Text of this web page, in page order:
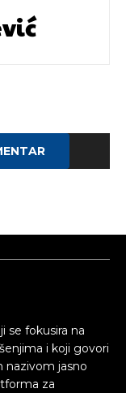
se fokusira na
i koji govori
nazivom jasno
za